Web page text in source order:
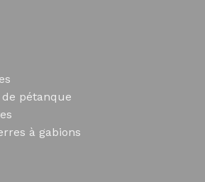
pétanque
à gabions